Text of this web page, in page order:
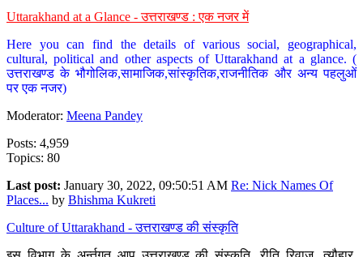
Uttarakhand at a Glance - उत्तराखण्ड : एक नजर में
Here you can find the details of various social, geographical,
cultural, political and other aspects of Uttarakhand at a glance. (
उत्तराखण्ड के भौगोलिक,सामाजिक,सांस्कृतिक,राजनीतिक और अन्य पहलुओं
पर एक नजर)
Moderator: Meena Pandey
Posts: 4,959
Topics: 80
Last post: January 30, 2022, 09:50:51 AM Re: Nick Names Of
Places... by Bhishma Kukreti
Culture of Uttarakhand - उत्तराखण्ड की संस्कृति